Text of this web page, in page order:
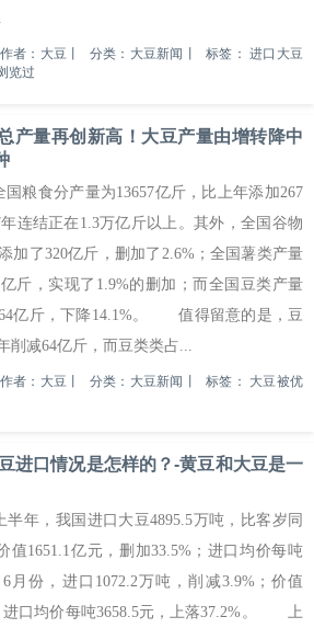
作者：大豆 分类：大豆新闻 标签：进口大豆
览过
产量再创新高！大豆产量由增转降中
粮食分产量为13657亿斤，比上年添加267
连结正在1.3万亿斤以上。其外，全国谷物
加了320亿斤，删加了2.6%；全国薯类产量
斤，实现了1.9%的删加；而全国豆类产量
64亿斤，下降14.1%。 值得留意的是，豆
削减64亿斤，而豆类类占...
作者：大豆 分类：大豆新闻 标签： 大豆被优
进口情况是怎样的？-黄豆和大豆是一
，我国进口大豆4895.5万吨，比客岁同
值1651.1亿元，删加33.5%；进口均价每吨
月份，进口1072.2万吨，削减3.9%；价值
进口均价每吨3658.5元，上落37.2%。 上